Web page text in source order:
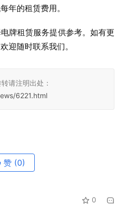
年的租赁费用。​
牌租赁服务提供参考。如有更
迎随时联系我们。
请注明出处：
6221.html
赞 (0)
0